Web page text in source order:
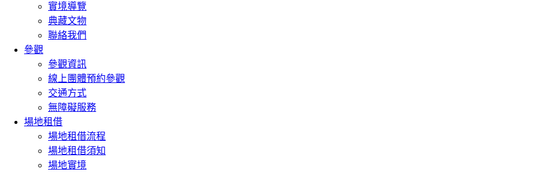
實境導覽
典藏文物
聯絡我們
參觀
參觀資訊
線上團體預約參觀
交通方式
無障礙服務
場地租借
場地租借流程
場地租借須知
場地實境